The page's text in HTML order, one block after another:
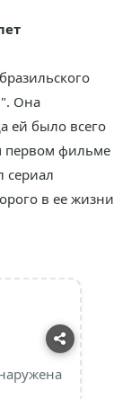
Она
ей было всего
первом фильме
сериал
в ее жизни